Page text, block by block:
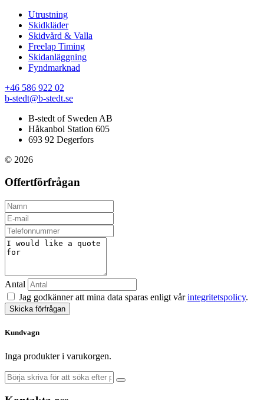
Utrustning
Skidkläder
Skidvård & Valla
Freelap Timing
Skidanläggning
Fyndmarknad
+46 586 922 02
b-stedt@b-stedt.se
B-stedt of Sweden AB
Håkanbol Station 605
693 92 Degerfors
© 2026
Offertförfrågan
Antal
Jag godkänner att mina data sparas enligt vårintegritetspolicy.
Skicka förfrågan
Kundvagn
Inga produkter i varukorgen.